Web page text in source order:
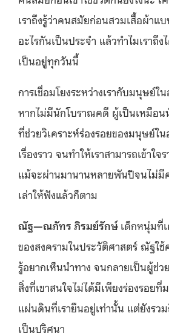
เราถึงรู้ว่าคนสมัยก่อนสวมเสื้อผ้าแ
อะไรกันเป็นประจำ แล้วทำไมเราถึง
เป็นอยู่ทุกวันนี้
การเชื่อมโยงระหว่างเรากับมนุษย์ใ
หากไม่มีนักโบราณคดี ผู้เป็นเหมือน
ที่ช่วยวิเคราะห์ร่องรอยของมนุษย์ใ
เรื่องราว จนทำให้เราสามารถเข้าใจ
แม้จะผ่านมานานหลายพันปีจนไม่
เล่าให้ฟังแล้วก็ตาม
ณัฐ—ณภัทร ภิรมย์รักษ์ เด็กหนุ่มที่เ
ของสงครามในประวัติศาสตร์ ณัฐใ
รู้อยากเห็นนำทาง จนกลายเป็นผู้ช่
สิ่งที่เขาสนใจไม่ได้มีเพียงร่องรอย
แผ่นดินที่เรายืนอยู่เท่านั้น แต่ยังรว
เป็นปริศนา